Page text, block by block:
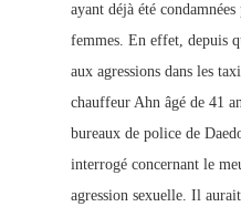
ayant déjà été
femmes. En effet, depuis
aux agressions dans les
chauffeur Ahn âgé de 41
bureaux de police de
interrogé concernant le
agression sexuelle. Il